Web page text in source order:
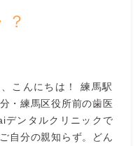
？
こんにちは！ 練馬駅
・練馬区役所前の歯医
デンタルクリニックで
自分の親知らず。どん